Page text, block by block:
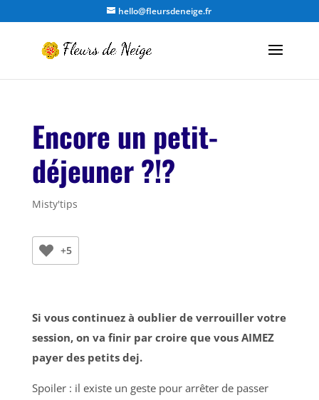
hello@fleursdeneige.fr
Encore un petit-
déjeuner ?!?
Misty'tips
+5
Si vous continuez à oublier de verrouiller votre
session, on va finir par croire que vous AIMEZ
payer des petits dej.
Spoiler : il existe un geste pour arrêter de passer